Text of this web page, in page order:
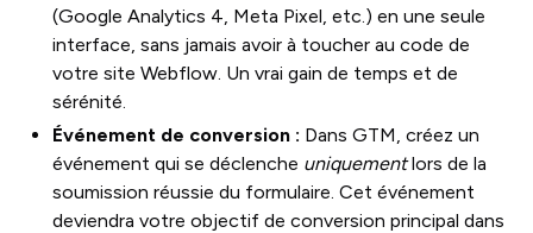
(Google Analytics 4, Meta Pixel, etc.) en une seule
interface, sans jamais avoir à toucher au code de
votre site Webflow. Un vrai gain de temps et de
sérénité.
Événement de conversion : Dans GTM, créez un
événement qui se déclenche uniquementlors de la
soumission réussie du formulaire. Cet événement
deviendra votre objectif de conversion principal dans